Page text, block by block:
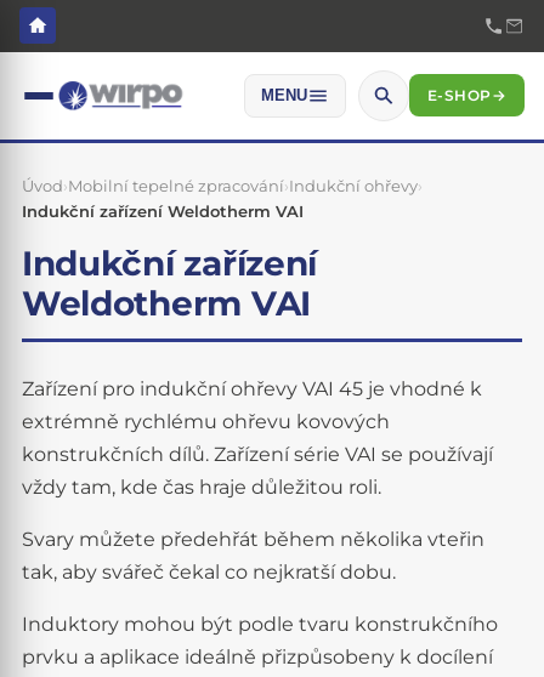
MENU E-SHOP→
Úvod›Mobilní tepelné zpracování›Indukční ohřevy›
Indukční zařízení Weldotherm VAI
Indukční zařízení
Weldotherm VAI
Zařízení pro indukční ohřevy VAI 45 je vhodné k
extrémně rychlému ohřevu kovových
konstrukčních dílů. Zařízení série VAI se používají
vždy tam, kde čas hraje důležitou roli.
Svary můžete předehřát během několika vteřin
tak, aby svářeč čekal co nejkratší dobu.
Induktory mohou být podle tvaru konstrukčního
prvku a aplikace ideálně přizpůsobeny k docílení